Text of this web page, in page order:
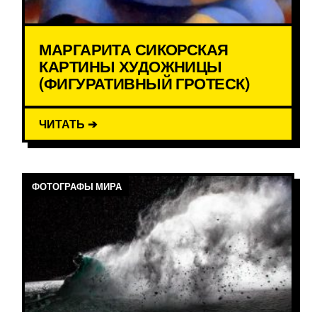
МАРГАРИТА СИКОРСКАЯ
КАРТИНЫ ХУДОЖНИЦЫ
(ФИГУРАТИВНЫЙ ГРОТЕСК)
ЧИТАТЬ ➔
ФОТОГРАФЫ МИРА